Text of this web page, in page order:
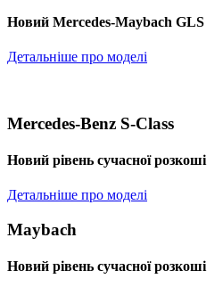
Новий Mercedes-Maybach GLS
Детальніше про моделі
Mercedes-Benz S-Class
Новий рівень сучасної розкоші
Детальніше про моделі
Maybach
Новий рівень сучасної розкоші